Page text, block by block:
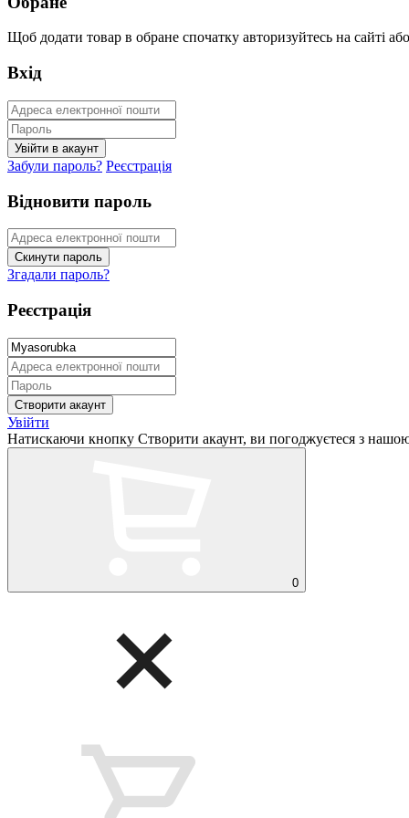
Щоб додати товар в обране спочатку авторизуйтесь на сайті або
Вхід
Забули пароль? Реєстрація
Відновити пароль
Згадали пароль?
Реєстрація
Увійти
Натискаючи кнопку Створити акаунт, ви погоджуєтеся з
0